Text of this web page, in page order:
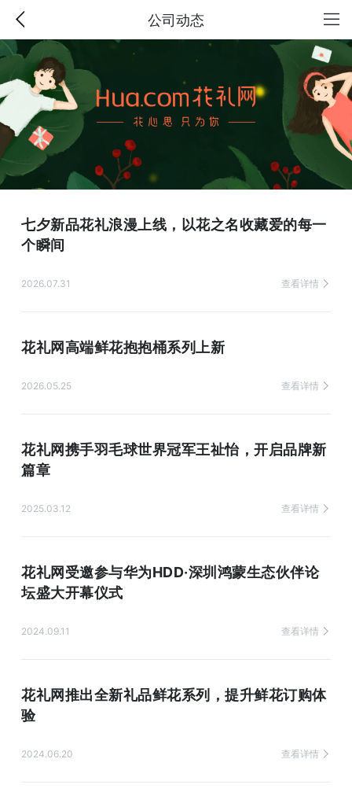
公司动态
七夕新品花礼浪漫上线，以花之名收藏爱的每一
个瞬间
2026.07.31 查看详情
花礼网高端鲜花抱抱桶系列上新
2026.05.25 查看详情
花礼网携手羽毛球世界冠军王祉怡，开启品牌新
篇章
2025.03.12 查看详情
花礼网受邀参与华为HDD·深圳鸿蒙生态伙伴论
坛盛大开幕仪式
2024.09.11 查看详情
花礼网推出全新礼品鲜花系列，提升鲜花订购体
验
2024.06.20 查看详情